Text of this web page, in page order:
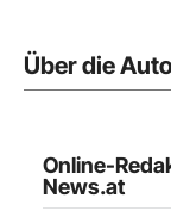
Über die
Online-
News.at